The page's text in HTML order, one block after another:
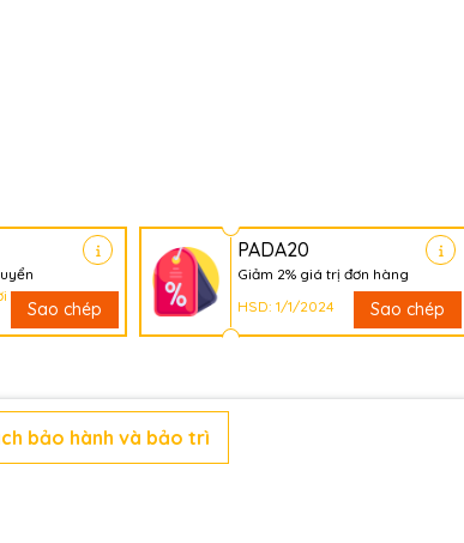
Sao chép
PADA20
Giảm 2% giá trị đơn hàng
HSD: 1/1/2024
Sao chép
bảo hành và bảo trì